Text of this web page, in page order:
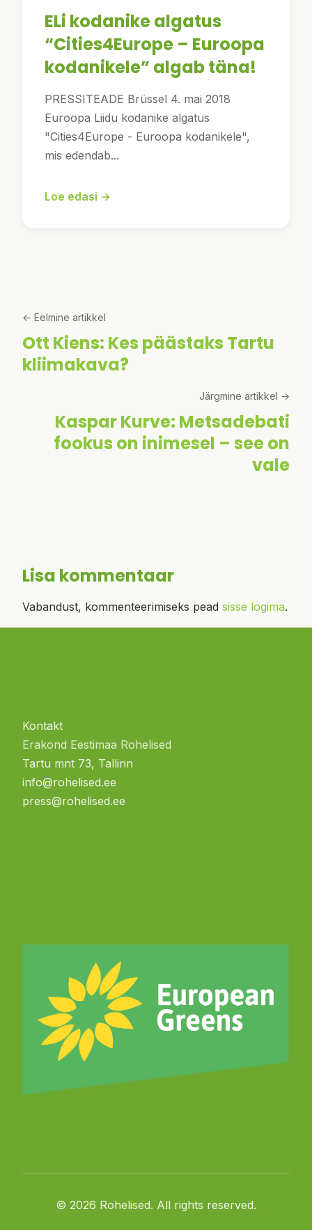
ELi kodanike algatus
“Cities4Europe – Euroopa
kodanikele” algab täna!
PRESSITEADE Brüssel 4. mai 2018
Euroopa Liidu kodanike algatus
"Cities4Europe - Euroopa kodanikele",
mis edendab...
Loe edasi →
← Eelmine artikkel
Ott Kiens: Kes päästaks Tartu
kliimakava?
Järgmine artikkel →
Kaspar Kurve: Metsadebati
fookus on inimesel – see on
vale
Lisa kommentaar
Vabandust, kommenteerimiseks pead sisse logima.
Kontakt
Erakond Eestimaa Rohelised
Tartu mnt 73, Tallinn
info@rohelised.ee
press@rohelised.ee
© 2026 Rohelised. All rights reserved.